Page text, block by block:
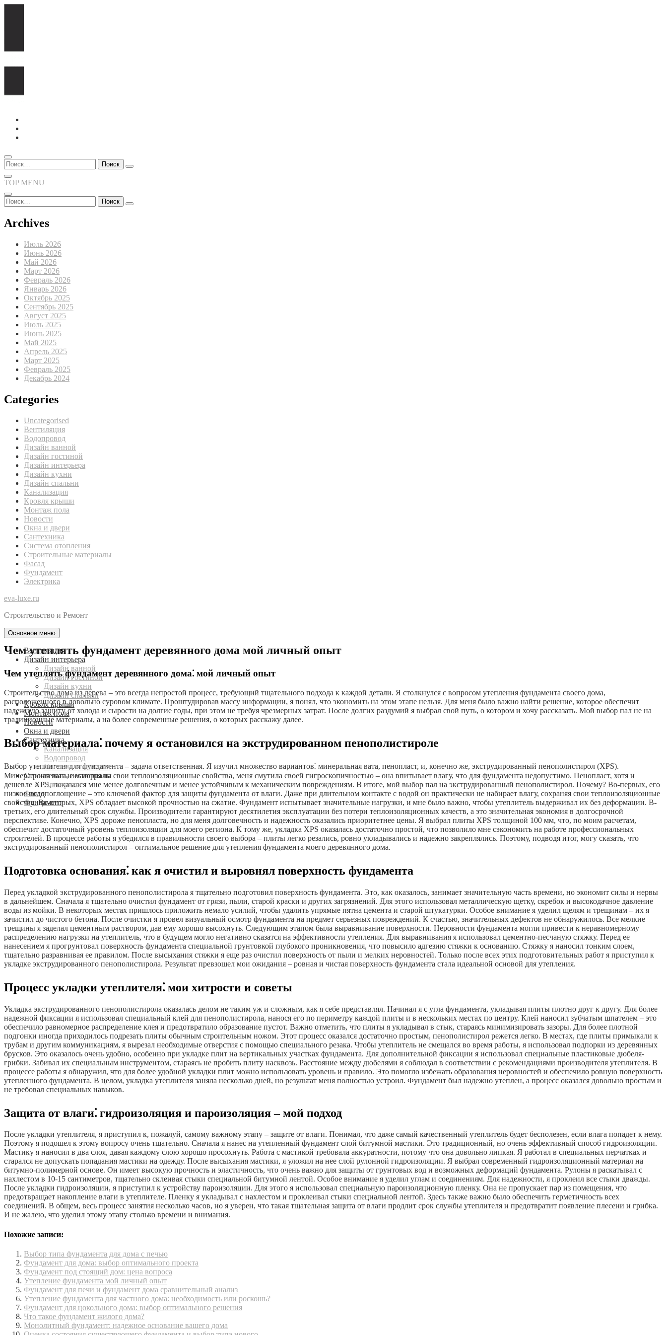
Перейти
содержимому
Найти:
TOP MENU
Найти:
Archives
Июль 2026
Июнь 2026
Май 2026
Март 2026
Февраль 2026
Январь 2026
Октябрь 2025
Сентябрь 2025
Август 2025
Июль 2025
Июнь 2025
Май 2025
Апрель 2025
Март 2025
Февраль 2025
Декабрь 2024
Categories
Uncategorised
Вентиляция
Водопровод
Дизайн ванной
Дизайн гостиной
Дизайн интерьера
Дизайн кухни
Дизайн спальни
Канализация
Кровля крыши
Монтаж пола
Новости
Окна и двери
Сантехника
Система отопления
Строительные материалы
Фасад
Фундамент
Электрика
eva-luxe.ru
Строительство и Ремонт
Основное меню
Вентиляция
Дизайн интерьера
Дизайн ванной
Дизайн гостиной
Дизайн кухни
Дизайн спальни
Кровля крыши
Монтаж пола
Новости
Окна и двери
Сантехника
Канализация
Водопровод
Система отопления
Строительные материалы
Электрика
Фасад
Фундамент
Чем утеплять фундамент деревянного дома мой личный опыт
Чем утеплять фундамент деревянного дома⁚ мой личный опыт
Строительство дома из дерева – это всегда непростой процесс, требующий тщательного подхода к каждой детали. Я столкнулся с вопросом утепления фундамента своего дома,
расположенного в довольно суровом климате. Проштудировав массу информации, я понял, что экономить на этом этапе нельзя. Для меня было важно найти решение, которое обеспечит
надежную защиту от холода и сырости на долгие годы, при этом не требуя чрезмерных затрат. После долгих раздумий я выбрал свой путь, о котором и хочу рассказать. Мой выбор пал не на
традиционные материалы, а на более современные решения, о которых расскажу далее.
Выбор материала⁚ почему я остановился на экструдированном пенополистироле
Выбор утеплителя для фундамента – задача ответственная. Я изучил множество вариантов⁚ минеральная вата, пенопласт, и, конечно же, экструдированный пенополистирол (XPS).
Минеральная вата, несмотря на свои теплоизоляционные свойства, меня смутила своей гигроскопичностью – она впитывает влагу, что для фундамента недопустимо. Пенопласт, хотя и
дешевле XPS, показался мне менее долговечным и менее устойчивым к механическим повреждениям. В итоге, мой выбор пал на экструдированный пенополистирол. Почему? Во-первых, его
низкое водопоглощение – это ключевой фактор для защиты фундамента от влаги. Даже при длительном контакте с водой он практически не набирает влагу, сохраняя свои теплоизоляционные
свойства. Во-вторых, XPS обладает высокой прочностью на сжатие. Фундамент испытывает значительные нагрузки, и мне было важно, чтобы утеплитель выдерживал их без деформации. В-
третьих, его длительный срок службы. Производители гарантируют десятилетия эксплуатации без потери теплоизоляционных качеств, а это значительная экономия в долгосрочной
перспективе. Конечно, XPS дороже пенопласта, но для меня долговечность и надежность оказались приоритетнее цены. Я выбрал плиты XPS толщиной 100 мм, что, по моим расчетам,
обеспечит достаточный уровень теплоизоляции для моего региона. К тому же, укладка XPS оказалась достаточно простой, что позволило мне сэкономить на работе профессиональных
строителей. В процессе работы я убедился в правильности своего выбора – плиты легко резались, ровно укладывались и надежно закреплялись. Поэтому, подводя итог, могу сказать, что
экструдированный пенополистирол – оптимальное решение для утепления фундамента моего деревянного дома.
Подготовка основания⁚ как я очистил и выровнял поверхность фундамента
Перед укладкой экструдированного пенополистирола я тщательно подготовил поверхность фундамента. Это, как оказалось, занимает значительную часть времени, но экономит силы и нервы
в дальнейшем. Сначала я тщательно очистил фундамент от грязи, пыли, старой краски и других загрязнений. Для этого использовал металлическую щетку, скребок и высокодачное давление
воды из мойки. В некоторых местах пришлось приложить немало усилий, чтобы удалить упрямые пятна цемента и старой штукатурки. Особое внимание я уделил щелям и трещинам – их я
зачистил до чистого бетона. После очистки я провел визуальный осмотр фундамента на предмет серьезных повреждений. К счастью, значительных дефектов не обнаружилось. Все мелкие
трещины я заделал цементным раствором, дав ему хорошо высохнуть. Следующим этапом была выравнивание поверхности. Неровности фундамента могли привести к неравномерному
распределению нагрузки на утеплитель, что в будущем могло негативно сказатся на эффективности утепления. Для выравнивания я использовал цементно-песчаную стяжку. Перед ее
нанесением я прогрунтовал поверхность фундамента специальной грунтовкой глубокого проникновения, что повысило адгезию стяжки к основанию. Стяжку я наносил тонким слоем,
тщательно разравнивая ее правилом. После высыхания стяжки я еще раз очистил поверхность от пыли и мелких неровностей. Только после всех этих подготовительных работ я приступил к
укладке экструдированного пенополистирола. Результат превзошел мои ожидания – ровная и чистая поверхность фундамента стала идеальной основой для утепления.
Процесс укладки утеплителя⁚ мои хитрости и советы
Укладка экструдированного пенополистирола оказалась делом не таким уж и сложным, как я себе представлял. Начинал я с угла фундамента, укладывая плиты плотно друг к другу. Для более
надежной фиксации я использовал специальный клей для пенополистирола, нанося его по периметру каждой плиты и в нескольких местах по центру. Клей наносил зубчатым шпателем – это
обеспечило равномерное распределение клея и предотвратило образование пустот. Важно отметить, что плиты я укладывал в стык, стараясь минимизировать зазоры. Для более плотной
подгонки иногда приходилось подрезать плиты обычным строительным ножом. Этот процесс оказался достаточно простым, пенополистирол режется легко. В местах, где плиты примыкали к
трубам и другим коммуникациям, я вырезал необходимые отверстия с помощью специального резака. Чтобы утеплитель не смещался во время работы, я использовал подпорки из деревянных
брусков. Это оказалось очень удобно, особенно при укладке плит на вертикальных участках фундамента. Для дополнительной фиксации я использовал специальные пластиковые дюбеля-
грибки. Забивал их специальным инструментом, стараясь не пробить плиту насквозь. Расстояние между дюбелями я соблюдал в соответствии с рекомендациями производителя утеплителя. В
процессе работы я обнаружил, что для более удобной укладки плит можно использовать уровень и правило. Это помогло избежать образования неровностей и обеспечило ровную поверхность
утепленного фундамента. В целом, укладка утеплителя заняла несколько дней, но результат меня полностью устроил. Фундамент был надежно утеплен, а процесс оказался довольно простым и
не требовал специальных навыков.
Защита от влаги⁚ гидроизоляция и пароизоляция – мой подход
После укладки утеплителя, я приступил к, пожалуй, самому важному этапу – защите от влаги. Понимал, что даже самый качественный утеплитель будет бесполезен, если влага попадет к нему.
Поэтому я подошел к этому вопросу очень тщательно. Сначала я нанес на утепленный фундамент слой битумной мастики. Это традиционный, но очень эффективный способ гидроизоляции.
Мастику я наносил в два слоя, давая каждому слою хорошо просохнуть. Работа с мастикой требовала аккуратности, потому что она довольно липкая. Я работал в специальных перчатках и
старался не допускать попадания мастики на одежду. После высыхания мастики, я уложил на нее слой рулонной гидроизоляции. Я выбрал современный гидроизоляционный материал на
битумно-полимерной основе. Он имеет высокую прочность и эластичность, что очень важно для защиты от грунтовых вод и возможных деформаций фундамента. Рулоны я раскатывал с
нахлестом в 10-15 сантиметров, тщательно склеивая стыки специальной битумной лентой. Особое внимание я уделил углам и соединениям. Для надежности, я проклеил все стыки дважды.
После укладки гидроизоляции, я приступил к устройству пароизоляции. Для этого я использовал специальную пароизоляционную пленку. Она не пропускает пар из помещения, что
предотвращает накопление влаги в утеплителе. Пленку я укладывал с нахлестом и проклеивал стыки специальной лентой. Здесь также важно было обеспечить герметичность всех
соединений. В общем, весь процесс занятия несколько часов, но я уверен, что такая тщательная защита от влаги продлит срок службы утеплителя и предотвратит появление плесени и грибка.
И не жалею, что уделил этому этапу столько времени и внимания.
Похожие записи:
Выбор типа фундамента для дома с печью
Фундамент для дома: выбор оптимального проекта
Фундамент под стоящий дом: цена вопроса
Утепление фундамента мой личный опыт
Фундамент для печи и фундамент дома сравнительный анализ
Утепление фундамента для частного дома: необходимость или роскошь?
Фундамент для цокольного дома: выбор оптимального решения
Что такое фундамент жилого дома?
Монолитный фундамент: надежное основание вашего дома